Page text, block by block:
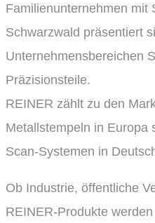
Familienunternehmen mit
Schwarzwald präsentiert
Unternehmensbereichen
Präzisionsteile.
REINER zählt zu den
Metallstempeln in Europa
Scan-Systemen in
Ob Industrie, öffentliche
REINER-Produkte